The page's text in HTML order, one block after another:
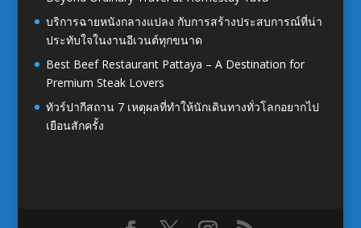
บริการฉายหนังกลางแปลง กับการสร้างประสบการณ์ที่น่า
ประทับใจในงานอีเวนต์ทุกขนาด
Best Beef Restaurant Pattaya – A Destination for
Premium Steak Lovers
ทัวร์ปากีสถาน 7 เหตุผลที่ทำให้นักเดินทางทั่วโลกอยากไป
เยือนสักครั้ง